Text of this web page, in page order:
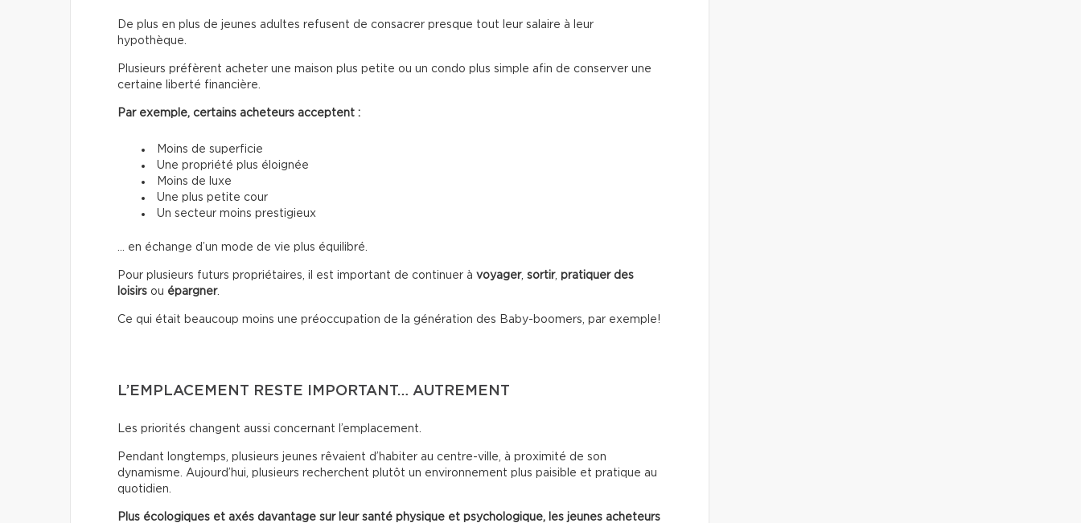
De plus en plus de jeunes adultes refusent de consacrer presque tout leur salaire à leur
hypothèque.
Plusieurs préfèrent acheter une maison plus petite ou un condo plus simple afin de conserver une
certaine liberté financière.
Par exemple, certains acheteurs acceptent :
Moins de superficie
Une propriété plus éloignée
Moins de luxe
Une plus petite cour
Un secteur moins prestigieux
… en échange d’un mode de vie plus équilibré.
Pour plusieurs futurs propriétaires, il est important de continuer à voyager, sortir, pratiquer des
loisirs ou épargner.
Ce qui était beaucoup moins une préoccupation de la génération des Baby-boomers, par exemple!
L’EMPLACEMENT RESTE IMPORTANT… AUTREMENT
Les priorités changent aussi concernant l’emplacement.
Pendant longtemps, plusieurs jeunes rêvaient d’habiter au centre-ville, à proximité de son
dynamisme. Aujourd’hui, plusieurs recherchent plutôt un environnement plus paisible et pratique au
quotidien.
Plus écologiques et axés davantage sur leur santé physique et psychologique, les jeunes acheteurs